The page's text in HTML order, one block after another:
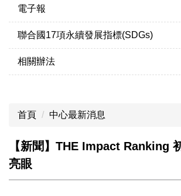
電子報
聯合國17項永續發展指標(SDGs)
相關辦法
首頁 中心最新消息
【新聞】THE Impact Ranking
亮眼